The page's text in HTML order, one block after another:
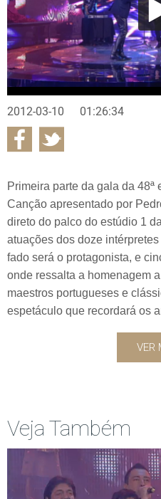
2012-03-10 01:26:34
Primeira parte da gala da
Canção apresentado por
direto do palco do estúdio 1
atuações dos doze
fado será o protagonista, e
onde ressalta a homenagem
maestros portugueses e
espetáculo que recordará os
VER
Veja Também